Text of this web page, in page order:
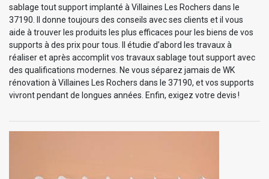
sablage tout support implanté à Villaines Les Rochers dans le
37190. Il donne toujours des conseils avec ses clients et il vous
aide à trouver les produits les plus efficaces pour les biens de vos
supports à des prix pour tous. Il étudie d’abord les travaux à
réaliser et après accomplit vos travaux sablage tout support avec
des qualifications modernes. Ne vous séparez jamais de WK
rénovation à Villaines Les Rochers dans le 37190, et vos supports
vivront pendant de longues années. Enfin, exigez votre devis !